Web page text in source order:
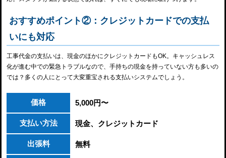
おすすめポイント②：クレジットカードでの支払
いにも対応
工事代金の支払いは、現金のほかにクレジットカードもOK。キャッシュレス
化が進む中での緊急トラブルなので、手持ちの現金を持っていない方も多いの
では？多くの人にとって大変重宝される支払いシステムでしょう。
価格 5,000円〜
支払い方法 現金、クレジットカード
出張料 無料